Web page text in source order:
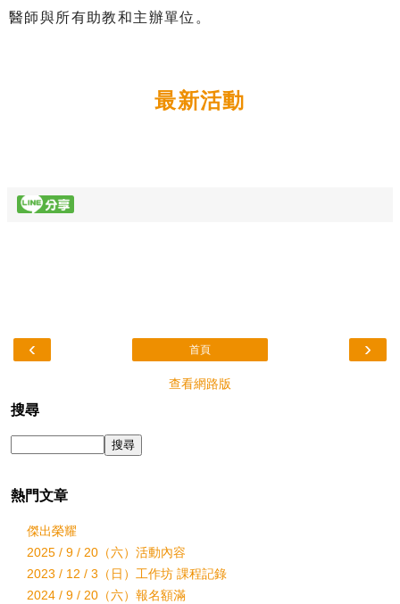
醫師與所有助教和主辦單位。
最新活動
‹ ›
首頁
查看網路版
搜尋
熱門文章
傑出榮耀
2025 / 9 / 20（六）活動內容
2023 / 12 / 3（日）工作坊 課程記錄
2024 / 9 / 20（六）報名額滿